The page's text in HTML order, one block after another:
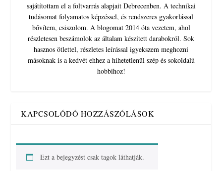
sajátítottam el a foltvarrás alapjait Debrecenben. A technikai
tudásomat folyamatos képzéssel, és rendszeres gyakorlással
bővítem, csiszolom. A blogomat 2014 óta vezetem, ahol
részletesen beszámolok az általam készített darabokról. Sok
hasznos ötlettel, részletes leírással igyekszem meghozni
másoknak is a kedvét ehhez a hihetetlenül szép és sokoldalú
hobbihoz!
KAPCSOLÓDÓ HOZZÁSZÓLÁSOK
Ezt a bejegyzést csak tagok láthatják.